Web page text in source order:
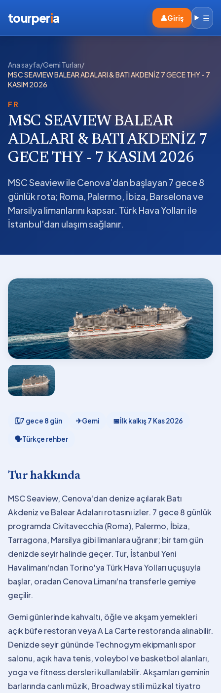
tourperia 👤Giriş ☰
Ana sayfa/Gemi Turları/
MSC SEAVIEW BALEAR ADALARI & BATI AKDENİZ 7 GECE THY - 7
KASIM 2026
FR
MSC SEAVIEW BALEAR
ADALARI & BATI AKDENİZ 7
GECE THY - 7 KASIM 2026
MSC Seaview ile Cenova'dan başlayan 7 gece 8
günlük rota; Roma, Palermo, İbiza, Barselona ve
Marsilya limanlarını kapsar. Türk Hava Yolları ile
İstanbul'dan ulaşım sağlanır.
🗓7 gece 8 gün ✈Gemi 📅İlk kalkış7 Kas 2026
🗣Türkçe rehber
Tur hakkında
MSC Seaview, Cenova'dan denize açılarak Batı
Akdeniz ve Balear Adaları rotasını izler. 7 gece 8 günlük
programda Civitavecchia (Roma), Palermo, İbiza,
Tarragona, Marsilya gibi limanlara uğranır; bir tam gün
denizde seyir halinde geçer. Tur, İstanbul Yeni
Havalimanı'ndan Torino'ya Türk Hava Yolları uçuşuyla
başlar, oradan Cenova Limanı'na transferle gemiye
geçilir.
Gemi günlerinde kahvaltı, öğle ve akşam yemekleri
açık büfe restoran veya A La Carte restoranda alınabilir.
Denizde seyir gününde Technogym ekipmanlı spor
salonu, açık hava tenis, voleybol ve basketbol alanları,
yoga ve fitness dersleri kullanılabilir. Akşamları geminin
barlarında canlı müzik, Broadway stili müzikal tiyatro